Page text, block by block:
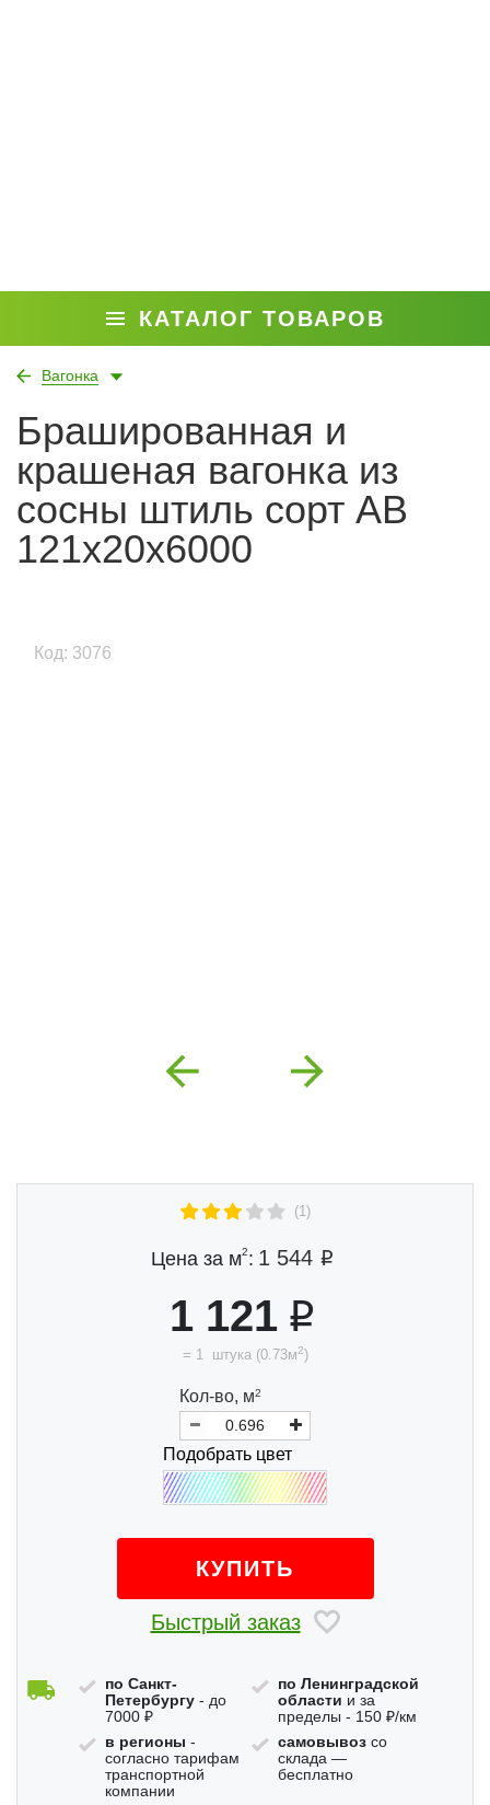
КАТАЛОГ ТОВАРОВ
Вагонка
Брашированная и
крашеная вагонка из
сосны штиль сорт АВ
121x20x6000
Код: 3076
Previous Next
Цена за м2: 1 544
(1)
1 121
= 1 штука (0.73м2)
Кол-во, м2
Подобрать цвет
КУПИТЬ
Быстрый заказ
по Санкт-
Петербургу - до
7000 ₽
по Ленинградской
области и за
пределы - 150 ₽/км
в регионы -
согласно тарифам
транспортной
компании
самовывозсо
склада —
бесплатно